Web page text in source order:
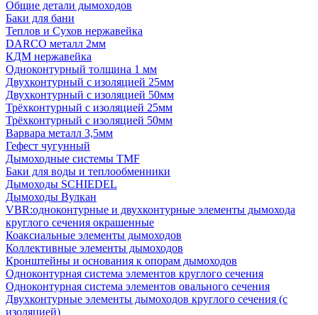
Общие детали дымоходов
Баки для бани
Теплов и Сухов нержавейка
DARCO металл 2мм
КДМ нержавейка
Одноконтурный толщина 1 мм
Двухконтурный с изоляцией 25мм
Двухконтурный с изоляцией 50мм
Трёхконтурный с изоляцией 25мм
Трёхконтурный с изоляцией 50мм
Варвара металл 3,5мм
Гефест чугунный
Дымоходные системы TMF
Баки для воды и теплообменники
Дымоходы SCHIEDEL
Дымоходы Вулкан
VBR:одноконтурные и двухконтурные элементы дымохода
круглого сечения окрашенные
Коаксиальные элементы дымоходов
Коллективные элементы дымоходов
Кронштейны и основания к опорам дымоходов
Одноконтурная система элементов круглого сечения
Одноконтурная система элементов овального сечения
Двухконтурные элементы дымоходов круглого сечения (с
изоляцией)